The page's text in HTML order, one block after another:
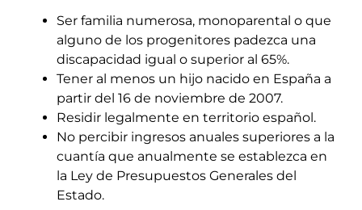
Ser familia numerosa, monoparental o que
alguno de los progenitores padezca una
discapacidad igual o superior al 65%.
Tener al menos un hijo nacido en España a
partir del 16 de noviembre de 2007.
Residir legalmente en territorio español.
No percibir ingresos anuales superiores a la
cuantía que anualmente se establezca en
la Ley de Presupuestos Generales del
Estado.